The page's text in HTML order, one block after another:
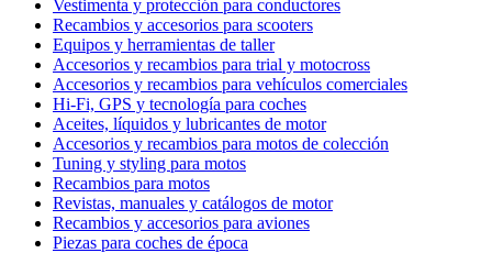
Vestimenta y protección para conductores
Recambios y accesorios para scooters
Equipos y herramientas de taller
Accesorios y recambios para trial y motocross
Accesorios y recambios para vehículos comerciales
Hi-Fi, GPS y tecnología para coches
Aceites, líquidos y lubricantes de motor
Accesorios y recambios para motos de colección
Tuning y styling para motos
Recambios para motos
Revistas, manuales y catálogos de motor
Recambios y accesorios para aviones
Piezas para coches de época